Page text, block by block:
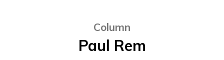
Column
Paul Rem